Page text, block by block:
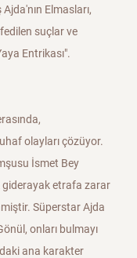
Elmasları,
suçlar ve
Entrikası".
olayları çözüyor.
İsmet Bey
giderayak etrafa zarar
Süperstar Ajda
onları bulmayı
ana karakter